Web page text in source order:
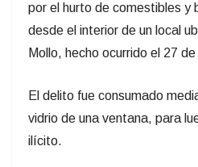
por el hurto de comestibles y
desde el interior de un local
Mollo, hecho ocurrido el 27
El delito fue consumado
vidrio de una ventana, para
ilícito.